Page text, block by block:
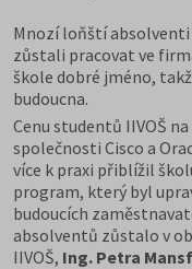
Mnozí loňští
zůstali pracovat ve
škole dobré jméno,
budoucna.
Cenu studentů IIVOŠ
společnosti Cisco a
více k praxi přiblížil
program, který byl
budoucích
absolventů zůstalo v
IIVOŠ, Ing. Petra